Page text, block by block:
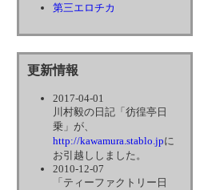
第三エロチカ
更新情報
2017-04-01
川村毅の日記「彷徨亭日
乗」が、
http://kawamura.stablo.jpに
お引越ししました。
2010-12-07
「ティーファクトリー日